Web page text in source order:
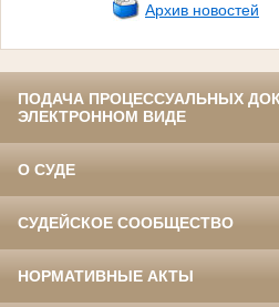
Архив новостей
ПОДАЧА ПРОЦЕССУАЛЬНЫХ
ЭЛЕКТРОННОМ ВИДЕ
О СУДЕ
СУДЕЙСКОЕ СООБЩЕСТВО
НОРМАТИВНЫЕ АКТЫ